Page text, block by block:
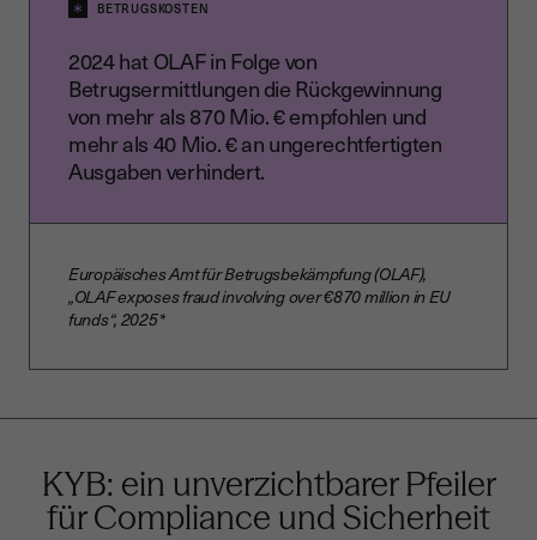
BETRUGSKOSTEN
2024 hat OLAF in Folge von
Betrugsermittlungen die Rückgewinnung
von mehr als 870 Mio. € empfohlen und
mehr als 40 Mio. € an ungerechtfertigten
Ausgaben verhindert.
Europäisches Amt für Betrugsbekämpfung (OLAF),
„OLAF exposes fraud involving over €870 million in EU
funds“, 2025*
KYB: ein unverzichtbarer Pfeiler
für Compliance und Sicherheit